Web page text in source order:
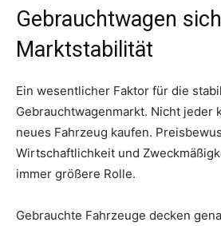
Gebrauchtwagen
Marktstabilität
Ein wesentlicher Faktor für die
Gebrauchtwagenmarkt. Nicht jeder
neues Fahrzeug kaufen.
Wirtschaftlichkeit und
immer größere Rolle.
Gebrauchte Fahrzeuge decken